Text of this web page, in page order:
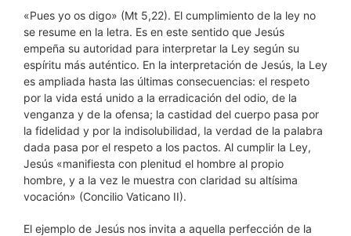
«Pues yo os digo» (Mt 5,22). El cumplimiento de la ley no
se resume en la letra. Es en este sentido que Jesús
empeña su autoridad para interpretar la Ley según su
espíritu más auténtico. En la interpretación de Jesús, la Ley
es ampliada hasta las últimas consecuencias: el respeto
por la vida está unido a la erradicación del odio, de la
venganza y de la ofensa; la castidad del cuerpo pasa por
la fidelidad y por la indisolubilidad, la verdad de la palabra
dada pasa por el respeto a los pactos. Al cumplir la Ley,
Jesús «manifiesta con plenitud el hombre al propio
hombre, y a la vez le muestra con claridad su altísima
vocación» (Concilio Vaticano II).
El ejemplo de Jesús nos invita a aquella perfección de la